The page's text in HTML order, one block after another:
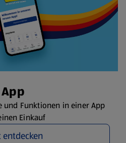
App
und Funktionen in einer App
Einkauf
entdecken